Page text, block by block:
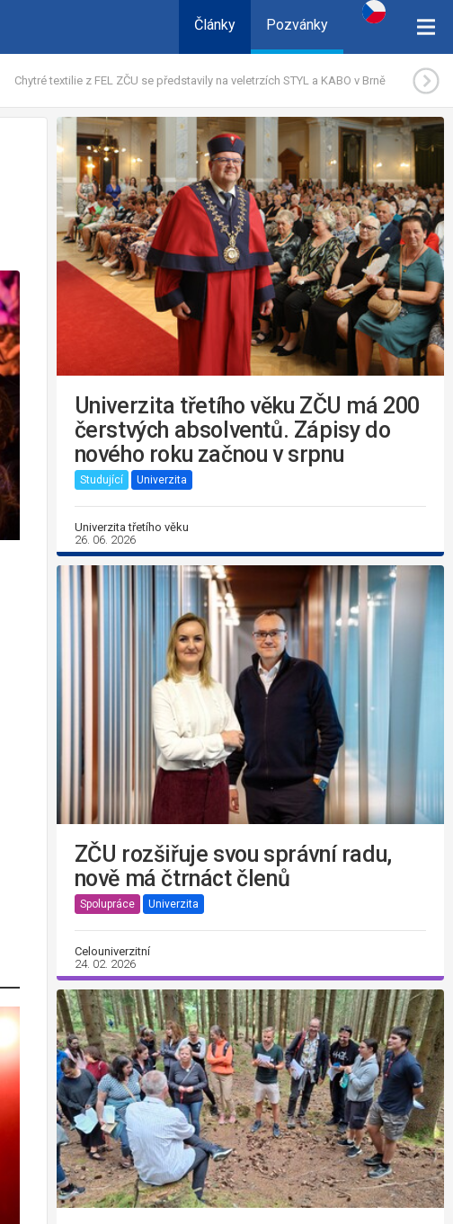
Články Pozvánky
Chytré textilie z FEL ZČU se představily na veletrzích STYL a KABO v Brně
Univerzita třetího věku ZČU má 200
čerstvých absolventů. Zápisy do
nového roku začnou v srpnu
Studující Univerzita
Univerzita třetího věku
26. 06. 2026
ZČU rozšiřuje svou správní radu,
nově má čtrnáct členů
Spolupráce Univerzita
Celouniverzitní
24. 02. 2026